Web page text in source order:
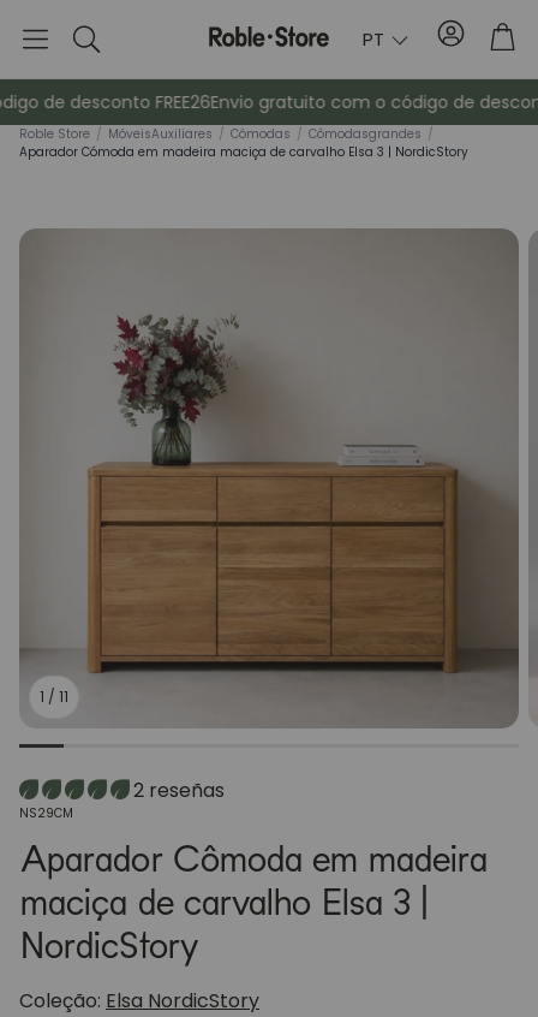
Pesquisa PT Conta
Aparadores
Armários Mesas de
Bengaleiros Mobiliário
de desconto FREE26Envio gratuito com o código de desconto
Roble Store / MóveisAuxiliares / Cómodas / Cómodasgrandes /
Aparador Cómoda em madeira maciça de carvalho Elsa 3 | NordicStory
1 / 11
2 reseñas
SKU:
NS29CM
Aparador Cômoda em madeira
maciça de carvalho Elsa 3 |
NordicStory
Coleção: Elsa NordicStory